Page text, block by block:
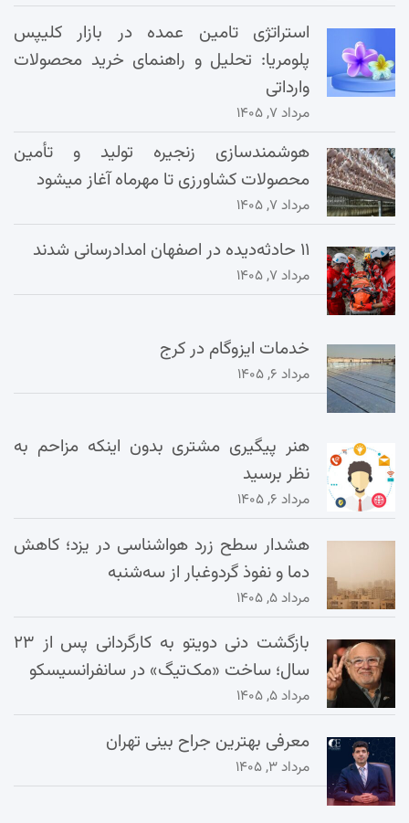
استراتژی تامین عمده در بازار کلیپس
پلومریا: تحلیل و راهنمای خرید محصولات
وارداتی
مرداد ۷, ۱۴۰۵
هوشمندسازی زنجیره تولید و تأمین
محصولات کشاورزی تا مهرماه آغاز میشود
مرداد ۷, ۱۴۰۵
۱۱ حادثه‌دیده در اصفهان امدادرسانی شدند
مرداد ۷, ۱۴۰۵
خدمات ایزوگام در کرج
مرداد ۶, ۱۴۰۵
هنر پیگیری مشتری بدون اینکه مزاحم به
نظر برسید
مرداد ۶, ۱۴۰۵
هشدار سطح زرد هواشناسی در یزد؛ کاهش
دما و نفوذ گردوغبار از سه‌شنبه
مرداد ۵, ۱۴۰۵
بازگشت دنی دویتو به کارگردانی پس از ۲۳
سال؛ ساخت «مک‌تیگ» در سانفرانسیسکو
مرداد ۵, ۱۴۰۵
معرفی بهترین جراح بینی تهران
مرداد ۳, ۱۴۰۵